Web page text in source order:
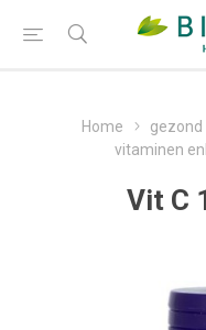
Home gezond
vitaminen
Vit C